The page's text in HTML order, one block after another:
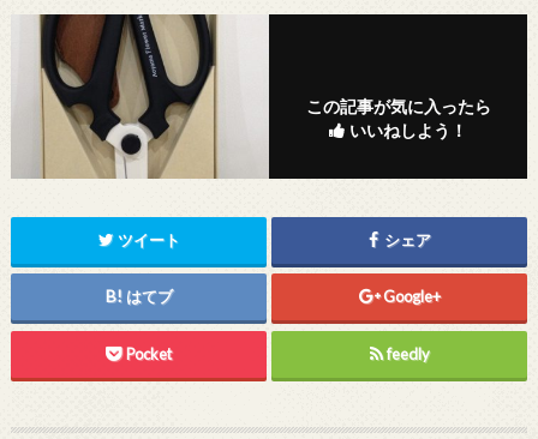
この記事が気に入ったら
いいねしよう！
ツイート シェア
はてブ Google+
Pocket feedly